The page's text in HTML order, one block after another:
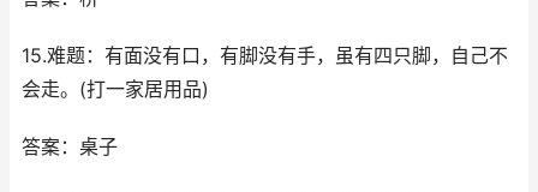
15.难题：有面没有口，有脚没有手，虽有四只脚，自己不
会走。(打一家居用品)
答案：桌子